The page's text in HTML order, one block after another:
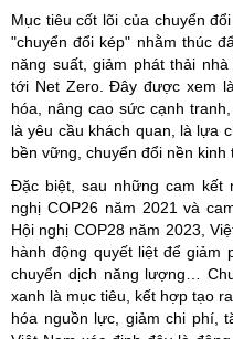
Mục tiêu cốt lõi của chuyển
"chuyển đổi kép" nhằm thúc
năng suất, giảm phát thải
tới Net Zero. Đây được xem
hóa, nâng cao sức cạnh
là yêu cầu khách quan, là lựa
bền vững, chuyển đổi nền kinh
Đặc biệt, sau những cam kết
nghị COP26 năm 2021 và
Hội nghị COP28 năm 2023,
hành động quyết liệt để giảm
chuyển dịch năng lượng…
xanh là mục tiêu, kết hợp tạo
hóa nguồn lực, giảm chi phí,